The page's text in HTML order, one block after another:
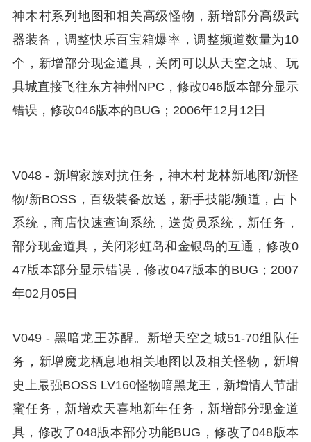
神木村系列地图和相关高级怪物，新增部分高级武
器装备，调整快乐百宝箱爆率，调整频道数量为10
个，新增部分现金道具，关闭可以从天空之城、玩
具城直接飞往东方神州NPC，修改046版本部分显示
错误，修改046版本的BUG；2006年12月12日
V048 - 新增家族对抗任务，神木村龙林新地图/新怪
物/新BOSS，百级装备放送，新手技能/频道，占卜
系统，商店快速查询系统，送货员系统，新任务，
部分现金道具，关闭彩虹岛和金银岛的互通，修改0
47版本部分显示错误，修改047版本的BUG；2007
年02月05日
V049 - 黑暗龙王苏醒。新增天空之城51-70组队任
务，新增魔龙栖息地相关地图以及相关怪物，新增
史上最强BOSS LV160怪物暗黑龙王，新增情人节甜
蜜任务，新增欢天喜地新年任务，新增部分现金道
具，修改了048版本部分功能BUG，修改了048版本